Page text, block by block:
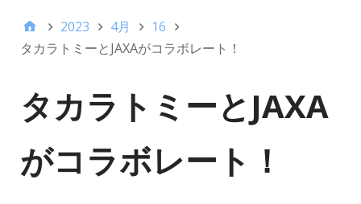
2023 4月
16
タカラトミーとJAXAがコラボレート！
タカラトミーとJAXA
がコラボレート！